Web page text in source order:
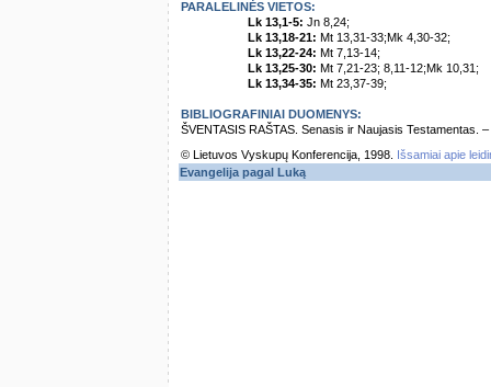
PARALELINĖS VIETOS:
Lk 13,1-5: Jn 8,24;
Lk 13,18-21: Mt 13,31-33;Mk 4,30-32;
Lk 13,22-24: Mt 7,13-14;
Lk 13,25-30: Mt 7,21-23; 8,11-12;Mk 10,31;
Lk 13,34-35: Mt 23,37-39;
BIBLIOGRAFINIAI DUOMENYS:
ŠVENTASIS RAŠTAS. Senasis ir Naujasis Testamentas.
© Lietuvos Vyskupų Konferencija, 1998.
Išsamiai apie
Evangelija pagal Luką